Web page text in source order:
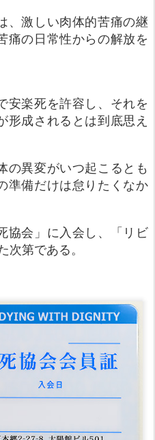
、激しい肉体的苦痛の継
痛の日常性からの解放を
安楽死を許容し、それを
形成されるとは到底思え
の異変がいつ起こるとも
準備だけは怠りたくなか
協会」に入会し、「リビ
次第である。